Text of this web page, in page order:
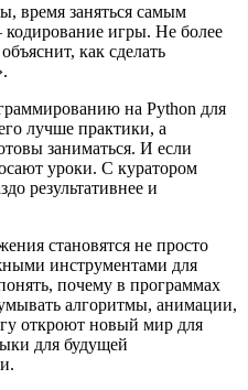
время заняться самым
игры. Не более
как сделать
на Python для
лучше практики, а
заниматься. И если
уроки. С куратором
результативнее и
становятся не просто
инструментами для
почему в программах
алгоритмы, анимации,
откроют новый мир для
для будущей